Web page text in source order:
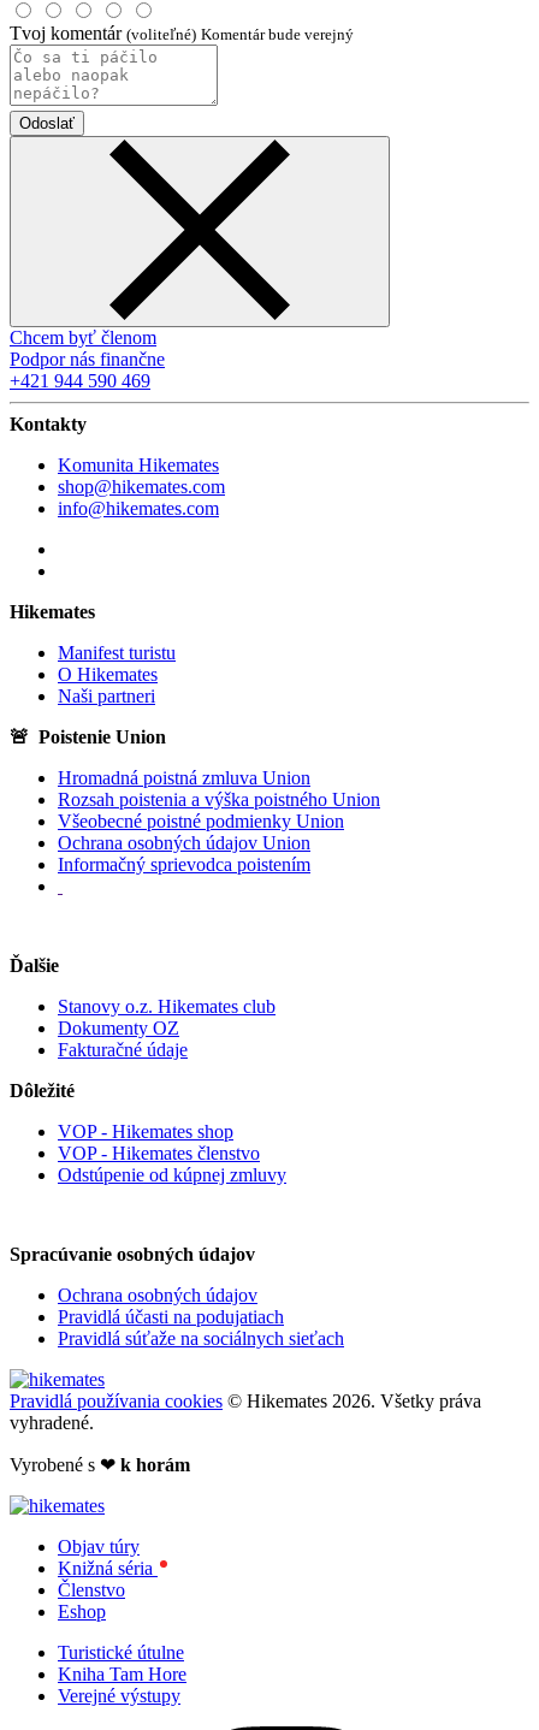
Tvoj komentár (voliteľné) Komentár bude verejný
Odoslať
Chcem byť členom
Podpor nás finančne
+421 944 590 469
Kontakty
Komunita Hikemates
shop@hikemates.com
info@hikemates.com
Hikemates
Manifest turistu
O Hikemates
Naši partneri
🚨 Poistenie Union
Hromadná poistná zmluva Union
Rozsah poistenia a výška poistného Union
Všeobecné poistné podmienky Union
Ochrana osobných údajov Union
Informačný sprievodca poistením
Ďalšie
Stanovy o.z. Hikemates club
Dokumenty OZ
Fakturačné údaje
Dôležité
VOP - Hikemates shop
VOP - Hikemates členstvo
Odstúpenie od kúpnej zmluvy
Spracúvanie osobných údajov
Ochrana osobných údajov
Pravidlá účasti na podujatiach
Pravidlá súťaže na sociálnych sieťach
Pravidlá používania cookies © Hikemates 2026. Všetky práva
vyhradené.
Vyrobené s ❤ k horám
Objav túry
Knižná séria
Členstvo
Eshop
Turistické útulne
Kniha Tam Hore
Verejné výstupy